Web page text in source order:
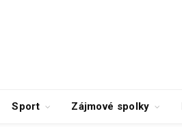
Sport Zájmové spolky